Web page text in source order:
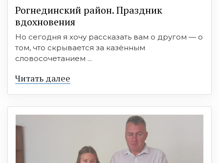
Рогнединский район. Праздник
вдохновения
Но сегодня я хочу рассказать вам о другом — о
том, что скрывается за казённым
словосочетанием ...
Читать далее